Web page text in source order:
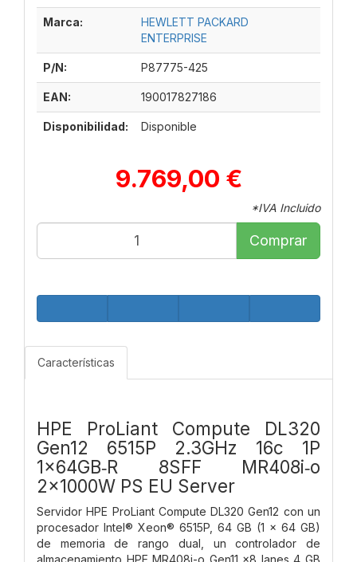
Marca:
HEWLETT PACKARD
ENTERPRISE
P/N: P87775-425
EAN: 190017827186
Disponibilidad: Disponible
9.769,00 €
*IVA Incluido
Comprar
Características
HPE ProLiant Compute DL320
Gen12 6515P 2.3GHz 16c 1P
1x64GB‑R 8SFF MR408i‑o
2x1000W PS EU Server
Servidor HPE ProLiant Compute DL320 Gen12 con un
procesador Intel® Xeon® 6515P, 64 GB (1 x 64 GB)
de memoria de rango dual, un controlador de
almacenamiento HPE MR408i-o Gen11 x8 lanes 4 GB